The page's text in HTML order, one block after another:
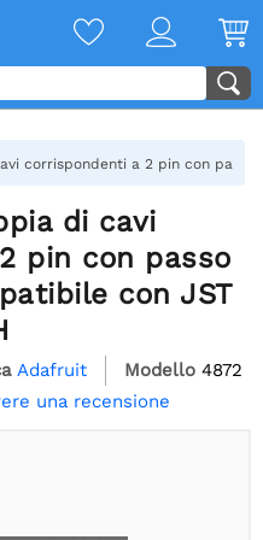
corrispondenti a 2 pin con
di cavi
pin con passo
con JST
Adafruit Modello 4872
una recensione